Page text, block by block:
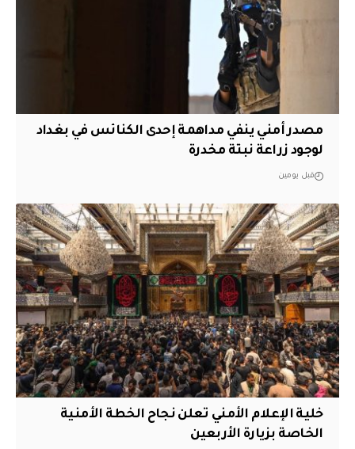
مصدر أمني ينفي مداهمة إحدى الكنائس في بغداد
لوجود زراعة نبتة مخدرة
قبل يومين
خلية الإعلام الأمني تعلن نجاح الخطة الأمنية
الخاصة بزيارة الأربعين